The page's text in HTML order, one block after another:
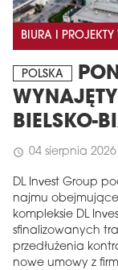
BIURA I
POLSKA
BIELSKO-
schedule 04 sierpnia 2026
DL Invest Group
najmu
kompleksie DL
sfinalizowanych
przedłużenia
nowe umowy z